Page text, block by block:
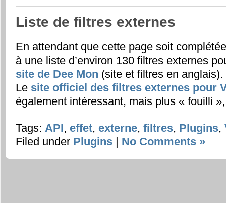
Liste de filtres externes
En attendant que cette page soit
à une liste d’environ 130 filtres externes
site de Dee Mon (site et filtres en anglais).
Le site officiel des filtres externes pour
également intéressant, mais plus « fouilli
Tags: API, effet, externe, filtres, Plugins,
Filed under Plugins No Comments »